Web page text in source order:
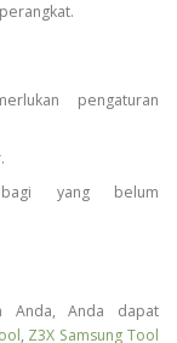
pengaturan
bagi yang belum
Anda, Anda dapat
, Z3X Samsung Tool